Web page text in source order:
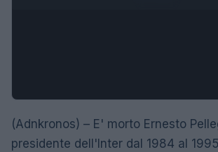
(Adnkronos) – E' morto Ernesto
presidente dell'Inter dal 1984 al